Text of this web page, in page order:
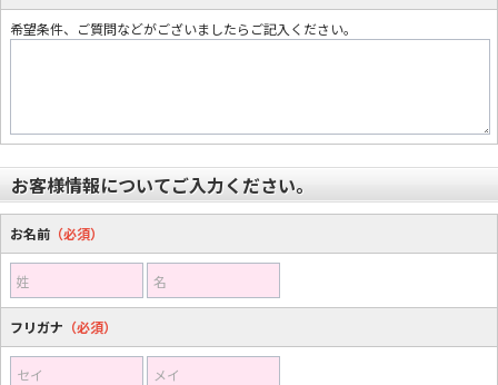
希望条件、ご質問などがございましたらご記入ください。
お客様情報についてご入力ください。
お名前 （必須）
姓 名
フリガナ （必須）
セイ メイ